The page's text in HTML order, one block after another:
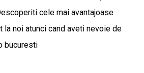
cele mai avantajoase
la noi atunci cand aveti nevoie de
bucuresti